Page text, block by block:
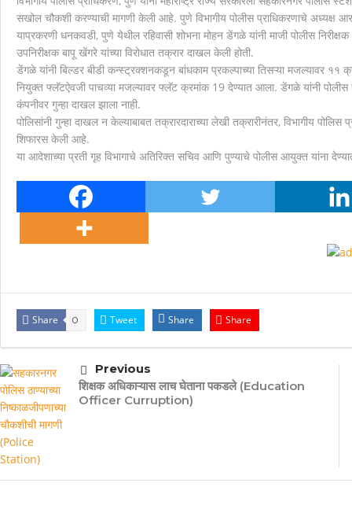
मानवाला आदराने व सन्मानाने जगण्याचा अधिकार म्हणजे
सखोल चौकशी करण्याची मागणी केली आहे. पुणे विभागीय पोलीस प्राधिकरणाचे
याप्रकरणी धनकवडी, पुणे येथील रहिवासी शोभना मोहन डेंगळे यांनी माजी पोलीस
उपनिरीक्षक बापू खेंगरे यांच्या विरोधात तक्रार दाखल केली होती.
डेंगळे यांनी बिल्डर बीडी कन्स्ट्रक्शनकडून बांधकाम प्रकल्पाच्या तिसऱ्या मजल्यावर ११
नियुक्त फ्लॅटऐवजी पाचव्या मजल्यावर फ्लॅट क्रमांक 19 देण्यात आला. डेंगळे यांनी पोलीस
कंपनीवर गुन्हा दाखल झाला नाही.
पोलिसांनी गुन्हा दाखल न केल्याबाबत तक्रारदाराच्या लेखी तक्रारीनंतर, विभागीय
शिफारस केली आहे.
या आदेशाच्या प्रती गृह विभागाचे अतिरिक्त सचिव आणि पुण्याचे पोलीस आयुक्त यांना
Share 0 Tweet Share Share
Previous
शिक्षक अधिकाऱ्यास लाच घेताना पकडले (Education
Officer Curruption)